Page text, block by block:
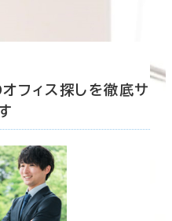
フィス探しを徹底サ